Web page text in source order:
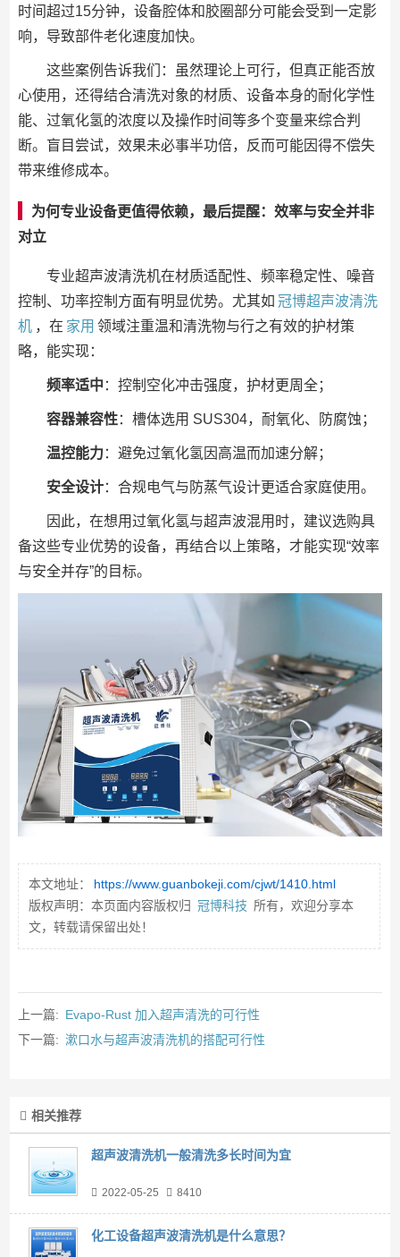
时间超过15分钟，设备腔体和胶圈部分可能会受到一定影
响，导致部件老化速度加快。
这些案例告诉我们：虽然理论上可行，但真正能否放
心使用，还得结合清洗对象的材质、设备本身的耐化学性
能、过氧化氢的浓度以及操作时间等多个变量来综合判
断。盲目尝试，效果未必事半功倍，反而可能因得不偿失
带来维修成本。
为何专业设备更值得依赖，最后提醒：效率与安全并非
对立
专业超声波清洗机在材质适配性、频率稳定性、噪音
控制、功率控制方面有明显优势。尤其如 冠博超声波清洗
机 ，在 家用 领域注重温和清洗物与行之有效的护材策
略，能实现：
频率适中 ：控制空化冲击强度，护材更周全；
容器兼容性：槽体选用 SUS304，耐氧化、防腐蚀；
温控能力：避免过氧化氢因高温而加速分解；
安全设计：合规电气与防蒸气设计更适合家庭使用。
因此，在想用过氧化氢与超声波混用时，建议选购具
备这些专业优势的设备，再结合以上策略，才能实现“效率
与安全并存”的目标。
本文地址：
https://www.guanbokeji.com/cjwt/1410.html
版权声明：本页面内容版权归 冠博科技 所有，欢迎分享本
文，转载请保留出处！
上一篇: Evapo‑Rust 加入超声清洗的可行性
下一篇: 漱口水与超声波清洗机的搭配可行性
相关推荐
超声波清洗机一般清洗多长时间为宜
2022-05-25 8410
化工设备超声波清洗机是什么意思？